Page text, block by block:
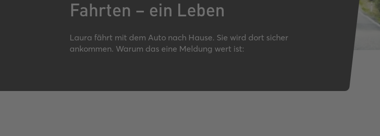
Pkw-
Fahrten – ein Leben
Laura fährt mit dem Auto nach Hause. Sie wird dort sicher
ankommen. Warum das eine Meldung wert ist: